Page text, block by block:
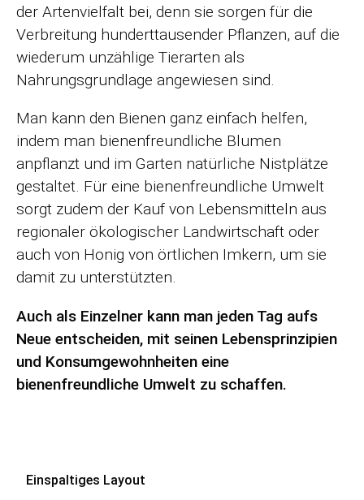
der Artenvielfalt bei, denn sie sorgen für die
Verbreitung hunderttausender Pflanzen, auf die
wiederum unzählige Tierarten als
Nahrungsgrundlage angewiesen sind.
Man kann den Bienen ganz einfach helfen,
indem man bienenfreundliche Blumen
anpflanzt und im Garten natürliche Nistplätze
gestaltet. Für eine bienenfreundliche Umwelt
sorgt zudem der Kauf von Lebensmitteln aus
regionaler ökologischer Landwirtschaft oder
auch von Honig von örtlichen Imkern, um sie
damit zu unterstützten.
Auch als Einzelner kann man jeden Tag aufs
Neue entscheiden, mit seinen Lebensprinzipien
und Konsumgewohnheiten eine
bienenfreundliche Umwelt zu schaffen.
überspringen
Einspaltiges Layout